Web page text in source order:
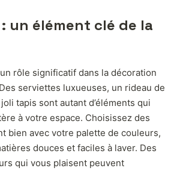
un élément clé de la
rôle significatif dans la décoration
serviettes luxueuses, un rideau de
tapis sont autant d’éléments qui
à votre espace. Choisissez des
bien avec votre palette de couleurs,
douces et faciles à laver. Des
qui vous plaisent peuvent